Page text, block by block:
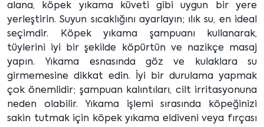
alana, köpek yıkama küveti gibi uygun bir yere
yerleştirin. Suyun sıcaklığını ayarlayın; ılık su, en ideal
seçimdir. Köpek yıkama şampuanı kullanarak,
tüylerini iyi bir şekilde köpürtün ve nazikçe masaj
yapın. Yıkama esnasında göz ve kulaklara su
girmemesine dikkat edin. İyi bir durulama yapmak
çok önemlidir; şampuan kalıntıları, cilt irritasyonuna
neden olabilir. Yıkama işlemi sırasında köpeğinizi
sakin tutmak için köpek yıkama eldiveni veya fırçası